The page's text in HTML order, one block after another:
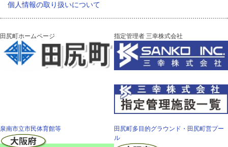
個人情報の取り扱いについて
田尻町ホームページ 指定管理者 三幸株式会社